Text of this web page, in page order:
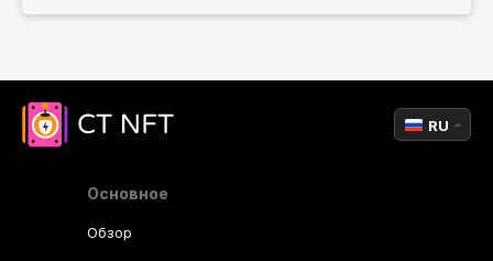
Основное
Обзор
RU